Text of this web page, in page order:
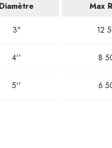
Diamètre Max
3" 12
4'' 8
5'' 6